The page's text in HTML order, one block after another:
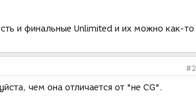
и финальные Unlimited и их можно как-то
#2
чем она отличается от "не CG".